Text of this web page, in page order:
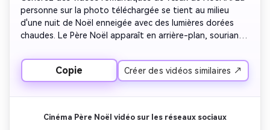
personne sur la photo téléchargée se tient au milieu
d'une nuit de Noël enneigée avec des lumières dorées
chaudes. Le Père Noël apparaît en arrière-plan, souriant
message met l’accent sur l’amour, la chaleur et le partage
de Noël ensemble. Lumières cinématographiques, chutes
de neige douces, détails faciaux réalistes, expressions
émotionnelles et une esthétique festive élégante.
Copie Créer des vidéos similaires ↗
Cinéma Père Noël vidéo sur les réseaux sociaux